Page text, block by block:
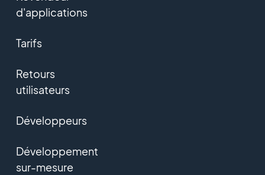
d'applications
Tarifs
Retours
utilisateurs
Développeurs
Développement
sur-mesure